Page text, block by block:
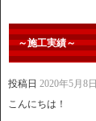
～施工実績～
投稿日 2020年5月8日
こんにちは！